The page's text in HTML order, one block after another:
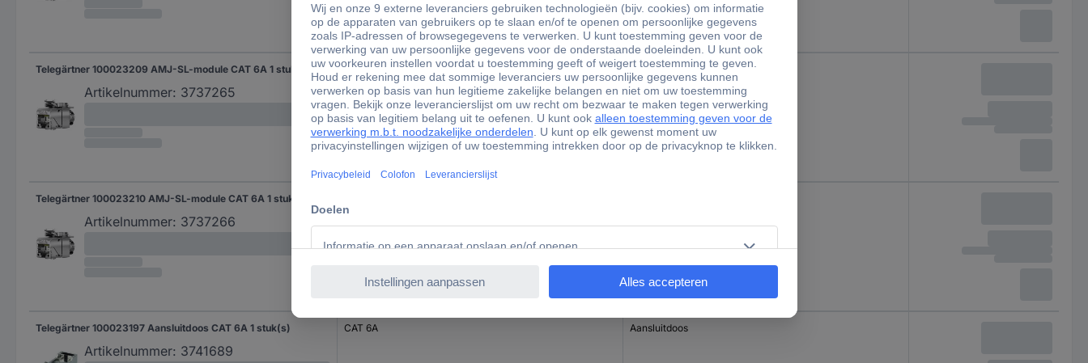
Telegärtner 100023209 AMJ-SL-module CAT 6A 1 stuk(s)
Artikelnummer: 3737265
CAT 6A AMJ-SL-module
Telegärtner 100023210 AMJ-SL-module CAT 6A 1 stuk(s)
Artikelnummer: 3737266
Telegärtner 100023197 Aansluitdoos CAT 6A 1 stuk(s)
Artikelnummer: 3741689
CAT 6A Aansluitdoos